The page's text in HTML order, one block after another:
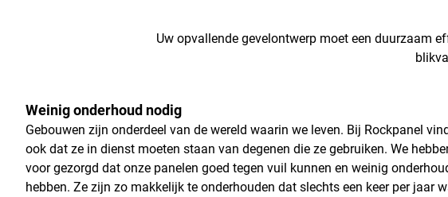
Uw opvallende gevelontwerp moet een duurzaam
Weinig onderhoud nodig
Gebouwen zijn onderdeel van de wereld waarin we leven. Bij Rockpanel
ook dat ze in dienst moeten staan van degenen die ze gebruiken. We
voor gezorgd dat onze panelen goed tegen vuil kunnen en weinig
hebben. Ze zijn zo makkelijk te onderhouden dat slechts een keer per jaar